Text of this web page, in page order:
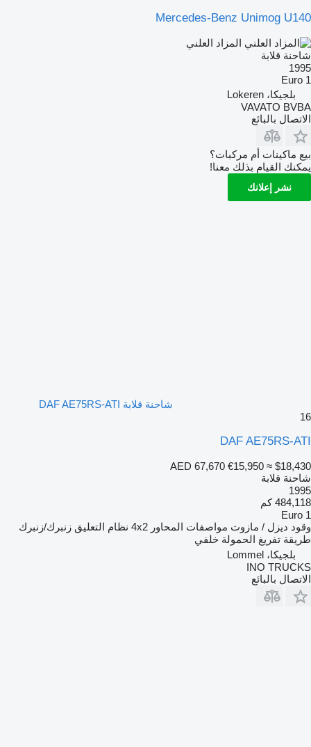
Mercedes-Benz Unimog U140
المزاد العلني
شاحنة قلابة
1995
Euro 1
بلجيكا، Lokeren
VAVATO BVBA
الاتصال بالبائع
بيع ماكينات أم مركبات؟
يمكنك القيام بذلك معنا!
نشر إعلانك
شاحنة قلابة DAF AE75RS-ATI
16
DAF AE75RS-ATI
AED 67,670 €15,950 ≈ $18,430
شاحنة قلابة
1995
484,118 كم
Euro 1
وقود ديزل / مازوت مواصفات المحاور 4x2 نظام التعليق زنبرك/زنبرك
طريقة تفريغ الحمولة خلفي
بلجيكا، Lommel
INO TRUCKS
الاتصال بالبائع